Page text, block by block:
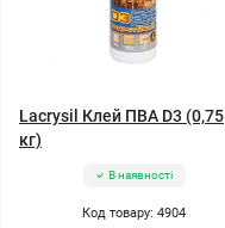
Lacrysil Клей ПВА D3 (0,75
кг)
В наявності
Код товару: 4904